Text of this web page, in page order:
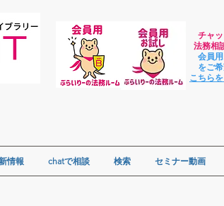
チャ
法務相
会員
をご
こちら
情報 chatで相談 検索 セミナー動画